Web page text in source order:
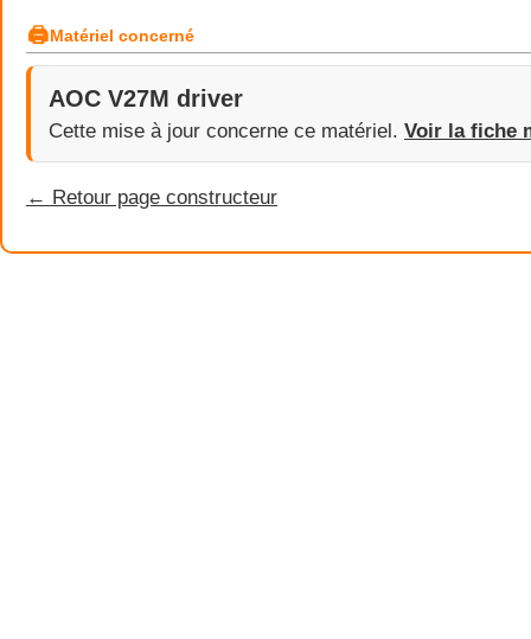
🖨Matériel concerné
AOC V27M driver
Cette mise à jour concerne ce matériel. Voir la fiche
← Retour page constructeur